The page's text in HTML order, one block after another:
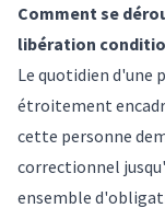
Comment se
libération
Le quotidien d'une
étroitement
cette personne
correctionnel
ensemble